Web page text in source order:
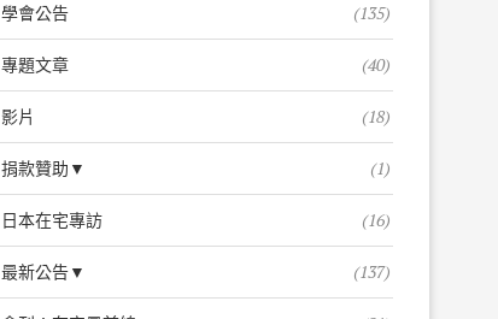
學會公告 (135)
專題文章 (40)
影片 (18)
捐款贊助▼ (1)
日本在宅專訪 (16)
最新公告▼ (137)